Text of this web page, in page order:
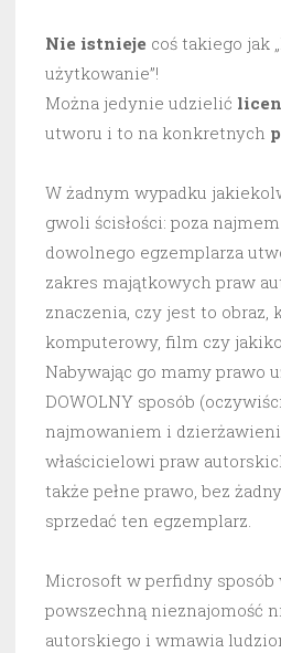
Nie istnieje coś takiego jak
użytkowanie”!
Można jedynie udzielić
utworu i to na konkretnych
W żadnym wypadku
gwoli ścisłości: poza
dowolnego egzemplarza
zakres majątkowych praw
znaczenia, czy jest to obraz,
komputerowy, film czy
Nabywając go mamy prawo
DOWOLNY sposób
najmowaniem i
właścicielowi praw
także pełne prawo, bez
sprzedać ten egzemplarz.
Microsoft w perfidny
powszechną nieznajomość
autorskiego i wmawia